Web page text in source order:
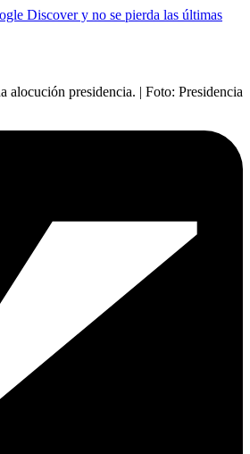
Discover y no se pierda las últimas
alocución presidencia. | Foto: Presidencia